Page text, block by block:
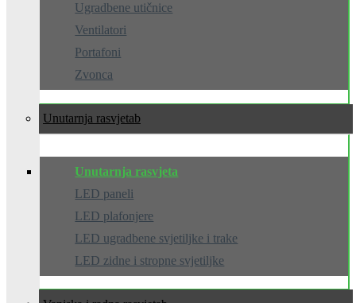
Ugradbene utičnice
Ventilatori
Portafoni
Zvonca
Unutarnja rasvjeta
Unutarnja rasvjeta
LED paneli
LED plafonjere
LED ugradbene svjetiljke i trake
LED zidne i stropne svjetiljke